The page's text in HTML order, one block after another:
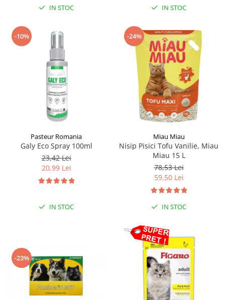
IN STOC IN STOC
-10%
Pasteur Romania
Galy Eco Spray 100ml
23,42 Lei
20,99 Lei
IN STOC
-24%
Miau Miau
Nisip Pisici Tofu Vanilie, Miau
Miau 15 L
78,53 Lei
59,50 Lei
IN STOC
-23%